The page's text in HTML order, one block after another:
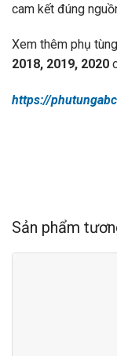
cam kết đúng
Xem thêm phụ tùng
2018, 2019, 2020
https://
Sản phẩm